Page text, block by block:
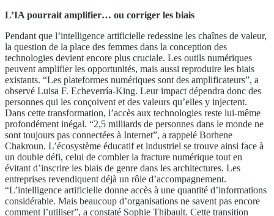
L’IA pourrait amplifier… ou corriger les biais
Pendant que l’intelligence artificielle redessine les chaînes de valeur,
la question de la place des femmes dans la conception des
technologies devient encore plus cruciale. Les outils numériques
peuvent amplifier les opportunités, mais aussi reproduire les biais
existants. “Les plateformes numériques sont des amplificateurs”, a
observé Luisa F. Echeverría-King. Leur impact dépendra donc des
personnes qui les conçoivent et des valeurs qu’elles y injectent.
Dans cette transformation, l’accès aux technologies reste lui-même
profondément inégal. “2,5 milliards de personnes dans le monde ne
sont toujours pas connectées à Internet”, a rappelé Borhene
Chakroun. L’écosystème éducatif et industriel se trouve ainsi face à
un double défi, celui de combler la fracture numérique tout en
évitant d’inscrire les biais de genre dans les architectures. Les
entreprises revendiquent déjà un rôle d’accompagnement.
“L’intelligence artificielle donne accès à une quantité d’informations
considérable. Mais beaucoup d’organisations ne savent pas encore
comment l’utiliser”, a constaté Sophie Thibault. Cette transition